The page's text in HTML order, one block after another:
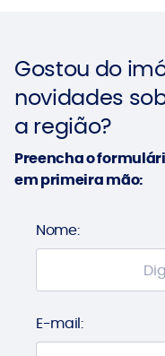
Gostou do
novidades
a região?
Preencha o
em primeira mão:
Nome:
E-mail: